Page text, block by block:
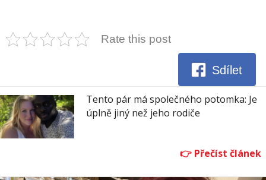
Rate this post
Sdílet
Tento pár má společného potomka: Je
úplně jiný než jeho rodiče